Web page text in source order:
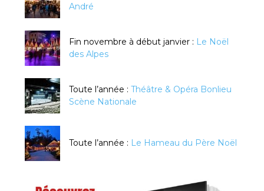
André
Fin novembre à début janvier : Le Noël
des Alpes
Toute l’année : Théâtre & Opéra Bonlieu
Scène Nationale
Toute l’année : Le Hameau du Père Noël